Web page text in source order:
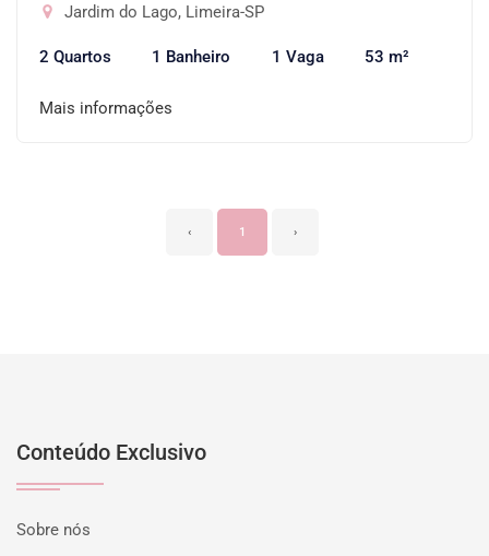
Jardim do Lago, Limeira-SP
2 Quartos 1 Banheiro 1 Vaga 53 m²
Mais informações
‹ 1 ›
Conteúdo Exclusivo
Sobre nós